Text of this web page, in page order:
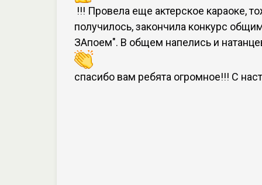
!!! Провела еще актерское караоке,
получилось, закончила конкурс
ЗАпоем". В общем напелись и
спасибо вам ребята огромное!!! С